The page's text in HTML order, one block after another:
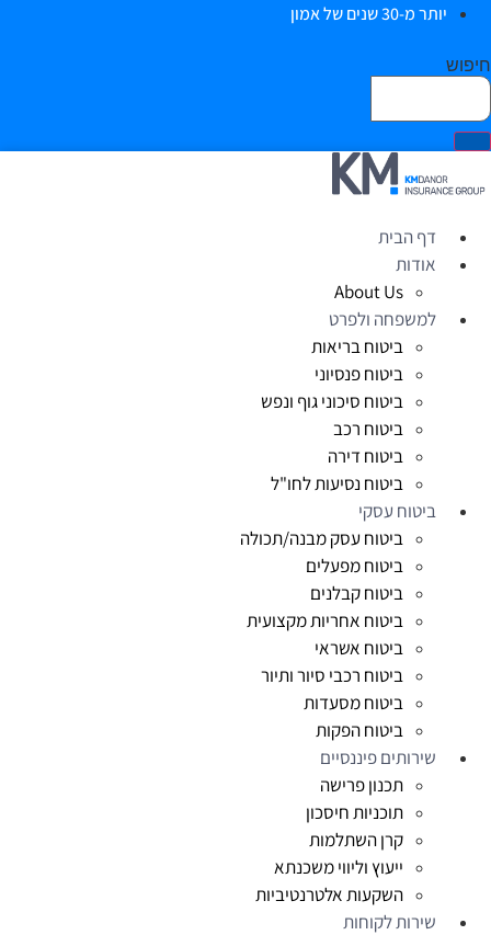
יותר מ-30 שנים של אמון
דף הבית
אודות
About Us
למשפחה ולפרט
ביטוח בריאות
ביטוח פנסיוני
ביטוח סיכוני גוף ונפש
ביטוח רכב
ביטוח דירה
ביטוח נסיעות לחו"ל
ביטוח עסקי
ביטוח עסק מבנה/תכולה
ביטוח מפעלים
ביטוח קבלנים
ביטוח אחריות מקצועית
ביטוח אשראי
ביטוח רכבי סיור ותיור
ביטוח מסעדות
ביטוח הפקות
שירותים פיננסיים
תכנון פרישה
תוכניות חיסכון
קרן השתלמות
ייעוץ וליווי משכנתא
השקעות אלטרנטיביות
שירות לקוחות